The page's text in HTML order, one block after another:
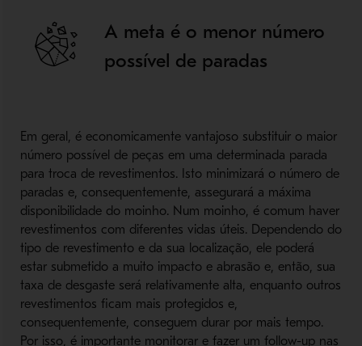
A meta é o menor número
possível de paradas
Em geral, é economicamente vantajoso substituir o maior
número possível de peças em uma determinada parada
para troca de revestimentos. Isto minimizará o número de
paradas e, consequentemente, assegurará a máxima
disponibilidade do moinho. Num moinho, é comum haver
revestimentos com diferentes vidas úteis. Dependendo do
tipo de revestimento e da sua localização, ele poderá
estar submetido a muito impacto e abrasão e, então, sua
taxa de desgaste será relativamente alta, enquanto outros
revestimentos ﬁcam mais protegidos e,
consequentemente, conseguem durar por mais tempo.
Por isso, é importante monitorar e fazer um follow-up nas